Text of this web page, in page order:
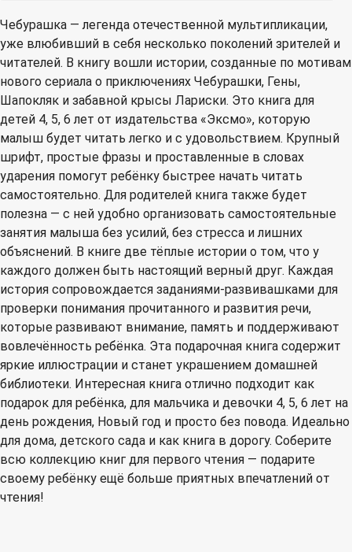
Чебурашка — легенда отечественной мультипликации,
уже влюбивший в себя несколько поколений зрителей и
читателей. В книгу вошли истории, созданные по мотивам
нового сериала о приключениях Чебурашки, Гены,
Шапокляк и забавной крысы Лариски. Это книга для
детей 4, 5, 6 лет от издательства «Эксмо», которую
малыш будет читать легко и с удовольствием. Крупный
шрифт, простые фразы и проставленные в словах
ударения помогут ребёнку быстрее начать читать
самостоятельно. Для родителей книга также будет
полезна — с ней удобно организовать самостоятельные
занятия малыша без усилий, без стресса и лишних
объяснений. В книге две тёплые истории о том, что у
каждого должен быть настоящий верный друг. Каждая
история сопровождается заданиями-развивашками для
проверки понимания прочитанного и развития речи,
которые развивают внимание, память и поддерживают
вовлечённость ребёнка. Эта подарочная книга содержит
яркие иллюстрации и станет украшением домашней
библиотеки. Интересная книга отлично подходит как
подарок для ребёнка, для мальчика и девочки 4, 5, 6 лет на
день рождения, Новый год и просто без повода. Идеально
для дома, детского сада и как книга в дорогу. Соберите
всю коллекцию книг для первого чтения — подарите
своему ребёнку ещё больше приятных впечатлений от
чтения!